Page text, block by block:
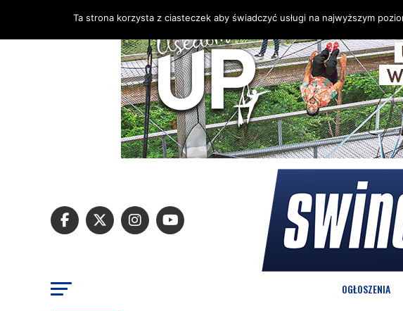
OGŁOSZENIA
Ta strona korzysta z ciasteczek aby świadczyć usługi na najwyższym